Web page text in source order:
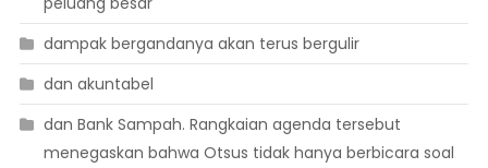
dampak bergandanya akan terus bergulir
dan akuntabel
dan Bank Sampah. Rangkaian agenda tersebut
menegaskan bahwa Otsus tidak hanya berbicara soal